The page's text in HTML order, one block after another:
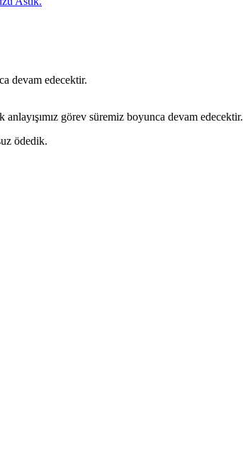
devam edecektir.
görev süremiz boyunca devam edecektir.
ödedik.